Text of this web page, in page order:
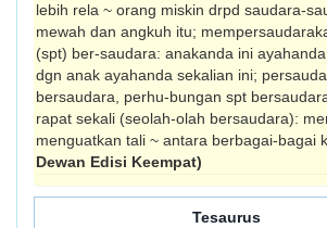
lebih rela ~ orang miskin drpd saudara-
mewah dan angkuh itu;
(spt) ber-saudara: anakanda ini
dgn anak ayahanda sekalian ini;
bersaudara, perhu-bungan spt
rapat sekali (seolah-olah bersaudara):
menguatkan tali ~ antara berbagai-bagai
Dewan Edisi Keempat)
Tesaurus